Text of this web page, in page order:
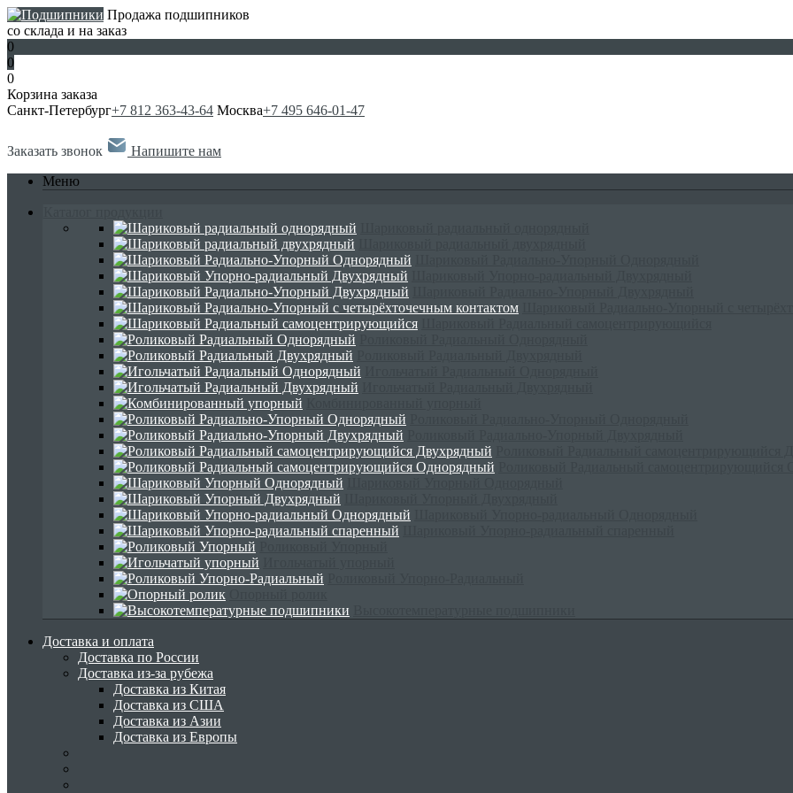
Продажа подшипников
со склада и на заказ
0
0
0
Корзина заказа
Санкт-Петербург+7 812 363-43-64 Москва+7 495 646-01-47
Заказать звонок
Напишите нам
Меню
Доставка и оплата
Доставка по России
Доставка из-за рубежа
Доставка из Китая
Доставка из США
Доставка из Азии
Доставка из Европы